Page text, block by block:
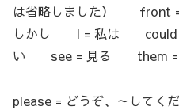
は省略しました）
しかし I = 私は could
い see = 見る them =
please = どうぞ、～して